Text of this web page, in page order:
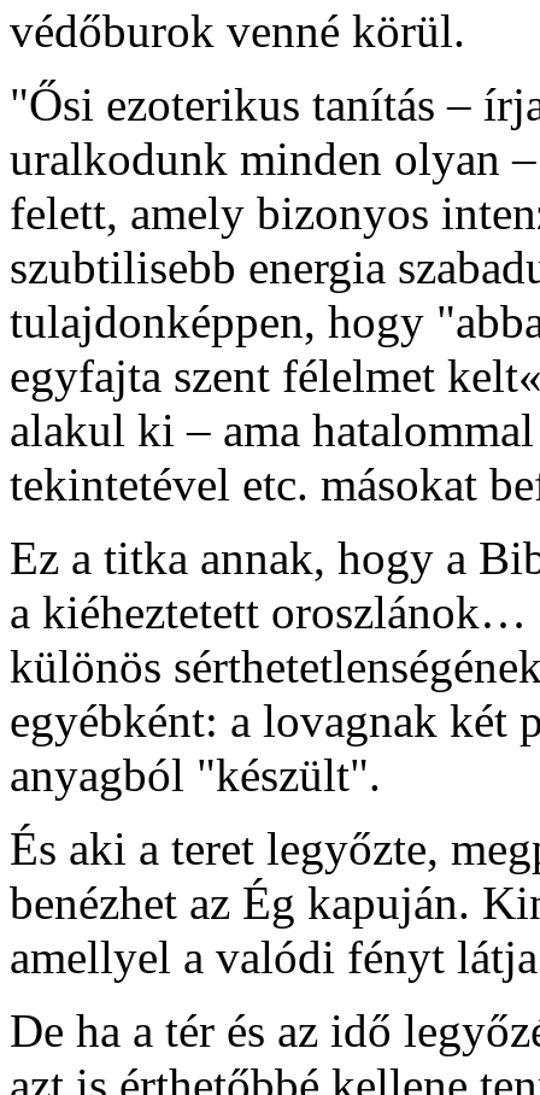
védőburok venné körül.
"Ősi ezoterikus tanítás –
uralkodunk minden olyan
felett, amely bizonyos
szubtilisebb energia
tulajdonképpen, hogy
egyfajta szent félelmet
alakul ki – ama
tekintetével etc. másokat
Ez a titka annak, hogy a
a kiéheztetett oroszlánok…
különös
egyébként: a lovagnak két
anyagból "készült".
És aki a teret legyőzte,
benézhet az Ég kapuján.
amellyel a valódi fényt
De ha a tér és az idő